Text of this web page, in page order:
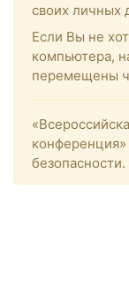
своих личных
Если Вы не
компьютера,
перемещены
конференция»
безопасности.